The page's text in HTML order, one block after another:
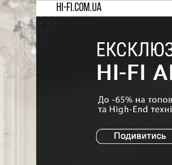
HI-FI.COM.UA